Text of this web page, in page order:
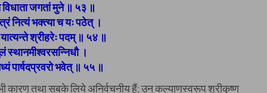
विधाता जगतां मुने ॥ ५३ ॥
नित्यं भक्त्या च यः पठेत् ।
श्रीहरेः पदम् ॥ ५४ ॥
।
पार्षदप्रवरो भवेत् ॥ ५५ ॥
कारण तथा सबके लिये अनिर्वचनीय हैं; उन कल्याणस्वरूप श्रीकृष्ण